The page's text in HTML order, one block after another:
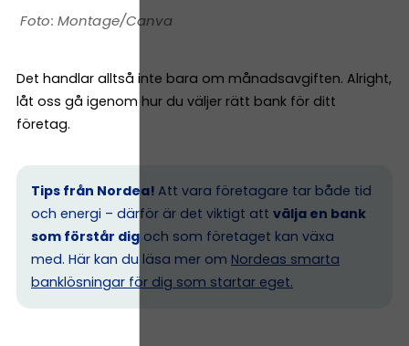
Montage/Canva
Det handlar alltså inte bara om månadsavgiften. Alright,
låt oss gå igenom hur du väljer rätt bank för ditt
företag.
Tips från Nordea! Att vara företagare tar både tid
och energi – därför är det viktigt att välja en bank
som förstår dig och som företaget kan växa
med. Här kan du läsa mer om Nordeas smarta
banklösningar för dig som startar eget.